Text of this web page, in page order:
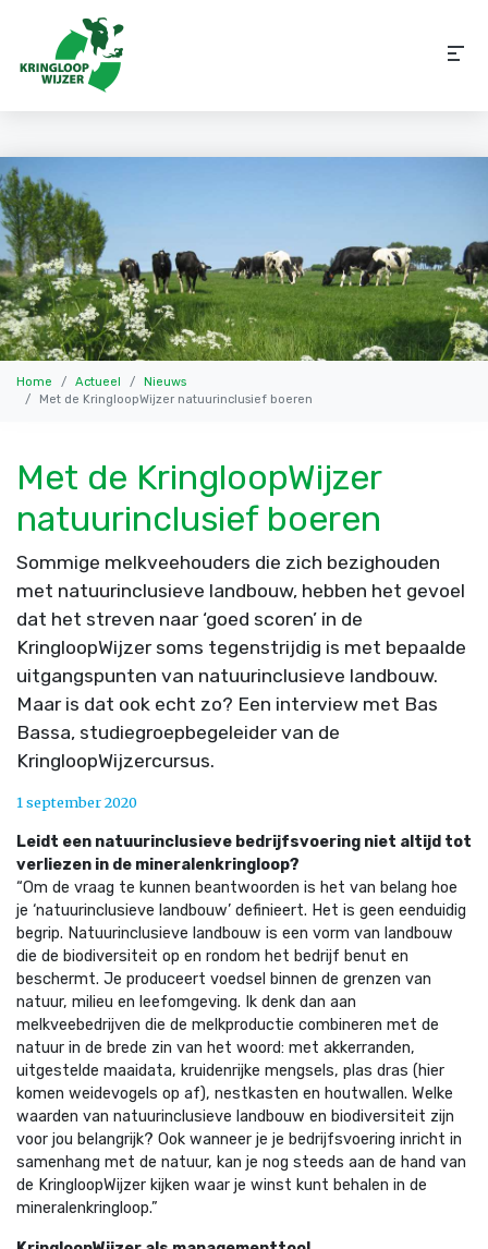
Home Actueel
Nieuws
Met de KringloopWijzer natuurinclusief boeren
Met de KringloopWijzer
natuurinclusief boeren
Sommige melkveehouders die zich bezighouden
met natuurinclusieve landbouw, hebben het gevoel
dat het streven naar ‘goed scoren’ in de
KringloopWijzer soms tegenstrijdig is met bepaalde
uitgangspunten van natuurinclusieve landbouw.
Maar is dat ook echt zo? Een interview met Bas
Bassa, studiegroepbegeleider van de
KringloopWijzercursus.
1 september 2020
Leidt een natuurinclusieve bedrijfsvoering niet altijd tot
verliezen in de mineralenkringloop?
“Om de vraag te kunnen beantwoorden is het van belang hoe
je ‘natuurinclusieve landbouw’ definieert. Het is geen eenduidig
begrip. Natuurinclusieve landbouw is een vorm van landbouw
die de biodiversiteit op en rondom het bedrijf benut en
beschermt. Je produceert voedsel binnen de grenzen van
natuur, milieu en leefomgeving. Ik denk dan aan
melkveebedrijven die de melkproductie combineren met de
natuur in de brede zin van het woord: met akkerranden,
uitgestelde maaidata, kruidenrijke mengsels, plas dras (hier
komen weidevogels op af), nestkasten en houtwallen. Welke
waarden van natuurinclusieve landbouw en biodiversiteit zijn
voor jou belangrijk? Ook wanneer je je bedrijfsvoering inricht in
samenhang met de natuur, kan je nog steeds aan de hand van
de KringloopWijzer kijken waar je winst kunt behalen in de
mineralenkringloop.”